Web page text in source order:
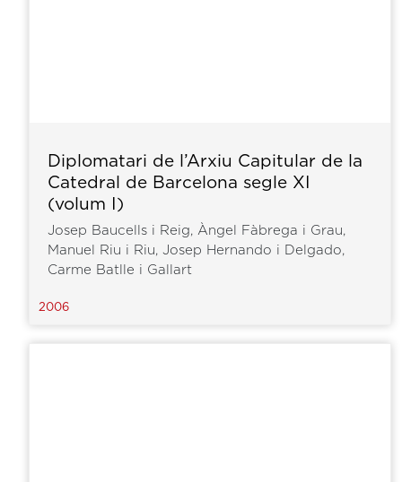
Diplomatari de l’Arxiu Capitular de la
Catedral de Barcelona segle XI
(volum I)
Josep Baucells i Reig, Àngel Fàbrega i Grau,
Manuel Riu i Riu, Josep Hernando i Delgado,
Carme Batlle i Gallart
2006